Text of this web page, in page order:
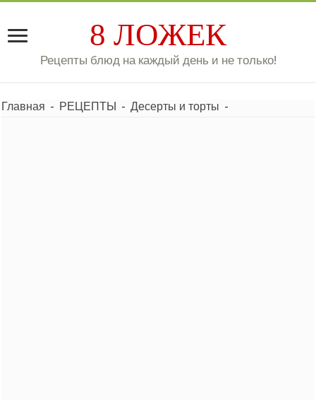
8 ЛОЖЕК
Рецепты блюд на каждый день и не только!
Главная - РЕЦЕПТЫ - Десерты и торты -